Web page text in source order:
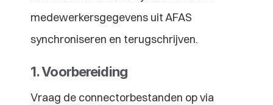
medewerkersgegevens uit AFAS
synchroniseren en terugschrijven.
1. Voorbereiding
Vraag de connectorbestanden op via